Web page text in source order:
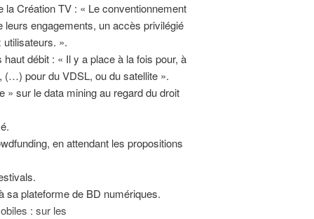
Création TV : « Le conventionnement
engagements, un accès privilégié
».
débit : « Il y a place à la fois pour, à
pour du VDSL, ou du satellite ».
sur le data mining au regard du droit
en attendant les propositions
plateforme de BD numériques.
: sur les